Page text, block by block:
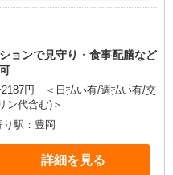
ョンで見守り・食事配膳など
2187円 ＜日払い有/週払い有/交
ン代含む)＞
駅：豊岡
詳細を見る